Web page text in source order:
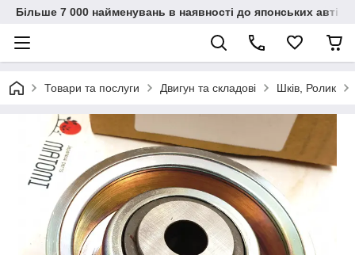
Більше 7 000 найменувань в наявності до японських
Товари та послуги Двигун та складові Шків, Ролик